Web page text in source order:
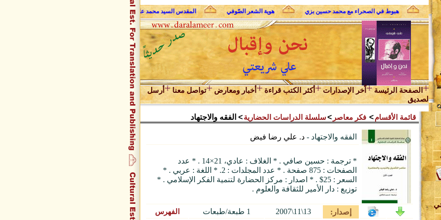
هبوط في الصحراء مع محمد حسين بزي هوية الشعر الصّوفي المقدس السيد محمد علي فضل الله وحديث الروح
الصفحة الرئيسة اّخر الإصدارات أكثر الكتب قراءة أخبار ومعارض تواصل معنا
أرسل
لصديق
قائمة الأقسام> فكر معاصر >سلسلة الدراسات الحضارية> الفقه والاجتهاد
الفقه والاجتهاد - د. علي رضا فيض
* ترجمة : حسين صافي . * الغلاف : عادي، 21×14 . * عدد
الصفحات : 875 صفحة . * عدد المجلدات : 2. * اللغة : عربي . *
السعر : 25$ . * اصدار : مركز الحضارة لتنمية الفكر الإسلامي . *
توزيع : دار الأمير للثقافة والعلوم .
إصدار: 13\11\2007 1 طبعة/طبعات الفهرس